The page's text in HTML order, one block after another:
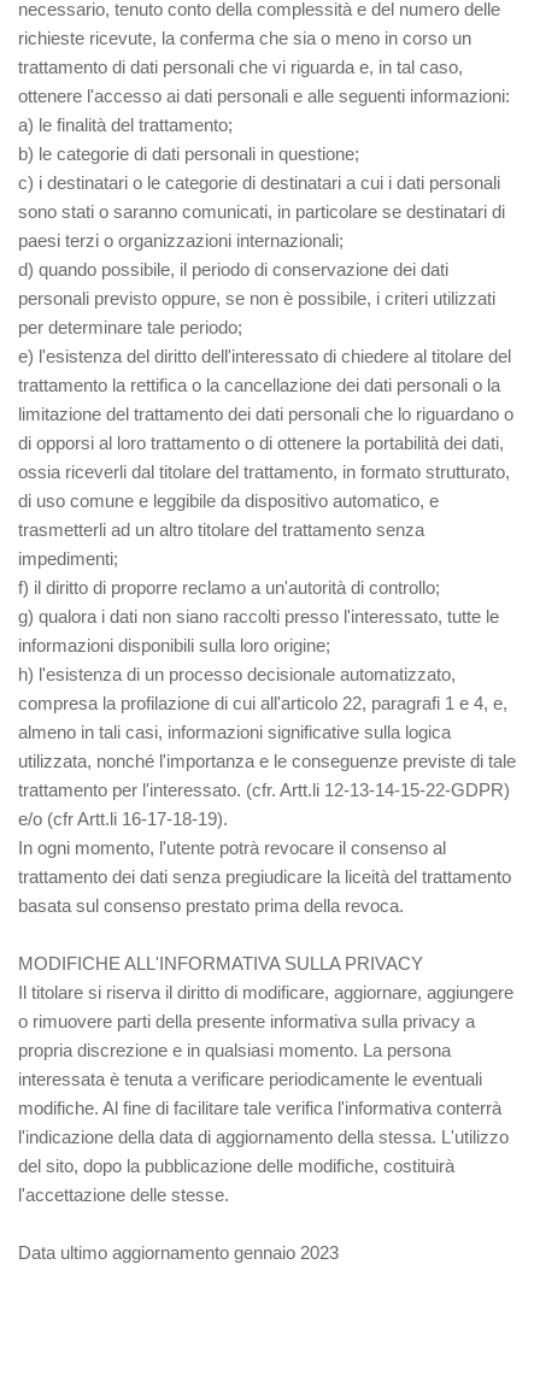
necessario, tenuto conto della complessità e del numero delle
richieste ricevute, la conferma che sia o meno in corso un
trattamento di dati personali che vi riguarda e, in tal caso,
ottenere l'accesso ai dati personali e alle seguenti informazioni:
a) le finalità del trattamento;
b) le categorie di dati personali in questione;
c) i destinatari o le categorie di destinatari a cui i dati personali
sono stati o saranno comunicati, in particolare se destinatari di
paesi terzi o organizzazioni internazionali;
d) quando possibile, il periodo di conservazione dei dati
personali previsto oppure, se non è possibile, i criteri utilizzati
per determinare tale periodo;
e) l'esistenza del diritto dell'interessato di chiedere al titolare del
trattamento la rettifica o la cancellazione dei dati personali o la
limitazione del trattamento dei dati personali che lo riguardano o
di opporsi al loro trattamento o di ottenere la portabilità dei dati,
ossia riceverli dal titolare del trattamento, in formato strutturato,
di uso comune e leggibile da dispositivo automatico, e
trasmetterli ad un altro titolare del trattamento senza
impedimenti;
f) il diritto di proporre reclamo a un'autorità di controllo;
g) qualora i dati non siano raccolti presso l'interessato, tutte le
informazioni disponibili sulla loro origine;
h) l'esistenza di un processo decisionale automatizzato,
compresa la profilazione di cui all'articolo 22, paragrafi 1 e 4, e,
almeno in tali casi, informazioni significative sulla logica
utilizzata, nonché l'importanza e le conseguenze previste di tale
trattamento per l'interessato. (cfr. Artt.li 12-13-14-15-22-GDPR)
e/o (cfr Artt.li 16-17-18-19).
In ogni momento, l'utente potrà revocare il consenso al
trattamento dei dati senza pregiudicare la liceità del trattamento
basata sul consenso prestato prima della revoca.
MODIFICHE ALL'INFORMATIVA SULLA PRIVACY
Il titolare si riserva il diritto di modificare, aggiornare, aggiungere
o rimuovere parti della presente informativa sulla privacy a
propria discrezione e in qualsiasi momento. La persona
interessata è tenuta a verificare periodicamente le eventuali
modifiche. Al fine di facilitare tale verifica l'informativa conterrà
l'indicazione della data di aggiornamento della stessa. L'utilizzo
del sito, dopo la pubblicazione delle modifiche, costituirà
l'accettazione delle stesse.
Data ultimo aggiornamento gennaio 2023